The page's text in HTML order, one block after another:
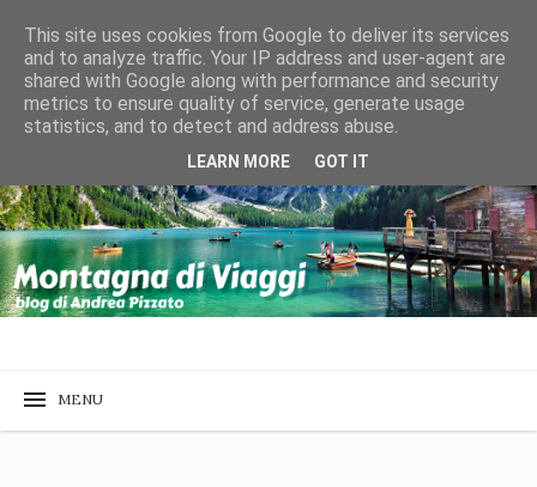
This site uses cookies from Google to deliver its services
and to analyze traffic. Your IP address and user-agent are
shared with Google along with performance and security
metrics to ensure quality of service, generate usage
statistics, and to detect and address abuse.
LEARN MORE GOT IT